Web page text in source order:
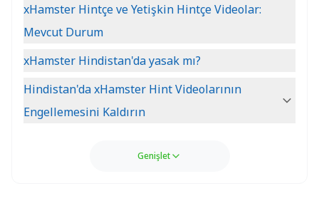
xHamster Hintçe ve Yetişkin Hintçe Videolar:
Mevcut Durum
xHamster Hindistan'da yasak mı?
Hindistan'da xHamster Hint Videolarının
Engellemesini Kaldırın
Genişlet